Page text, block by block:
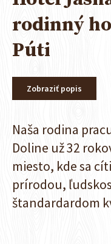
rodinný
Púti
Zobraziť popis
Naša rodina
Doline už 32
miesto, kde sa
prírodou,
štandardardom